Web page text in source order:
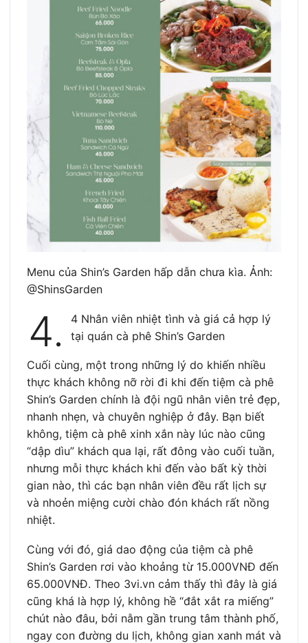
Menu của Shin’s Garden hấp dẫn chưa kìa. Ảnh:
@ShinsGarden
4.
4 Nhân viên nhiệt tình và giá cả hợp lý
tại quán cà phê Shin’s Garden
Cuối cùng, một trong những lý do khiến nhiều
thực khách không nỡ rời đi khi đến tiệm cà phê
Shin’s Garden chính là đội ngũ nhân viên trẻ đẹp,
nhanh nhẹn, và chuyên nghiệp ở đây. Bạn biết
không, tiệm cà phê xinh xắn này lúc nào cũng
“dập dìu” khách qua lại, rất đông vào cuối tuần,
nhưng mỗi thực khách khi đến vào bất kỳ thời
gian nào, thì các bạn nhân viên đều rất lịch sự
và nhoẻn miệng cười chào đón khách rất nồng
nhiệt.
Cùng với đó, giá dao động của tiệm cà phê
Shin’s Garden rơi vào khoảng từ 15.000VNĐ đến
65.000VNĐ. Theo 3vi.vn cảm thấy thì đây là giá
cũng khá là hợp lý, không hề “đắt xắt ra miếng”
chút nào đâu, bởi nằm gần trung tâm thành phố,
ngay con đường du lịch, không gian xanh mát và